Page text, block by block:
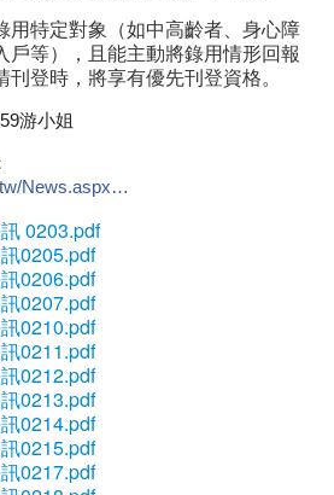
用特定對象（如中高齡者、身心障
戶等），且能主動將錄用情形回報
登時，將享有優先刊登資格。
游小姐
News.aspx…
0203.pdf
0205.pdf
0206.pdf
0207.pdf
0210.pdf
0211.pdf
0212.pdf
0213.pdf
0214.pdf
0215.pdf
0217.pdf